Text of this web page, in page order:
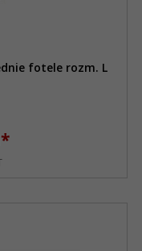
fotele rozm. L